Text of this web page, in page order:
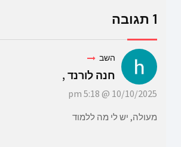
1 תגובה
השב
חנה לורנד ,
10/10/2025 @ 5:18 pm
מעולה, יש לי מה ללמוד